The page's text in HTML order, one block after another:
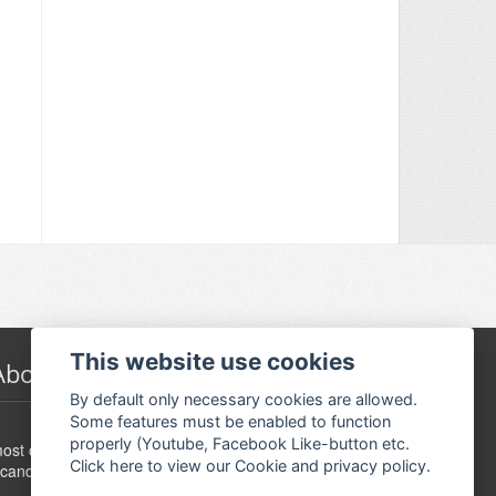
Festivalguiden
www.festivalguide.no is probably the largest,
comprehensive, flexible and dynamic event guide in
This website use cookies
By default only necessary cookies are allowed.
Some features must be enabled to function
properly (Youtube, Facebook Like-button etc.
Click here to view our Cookie and privacy policy.